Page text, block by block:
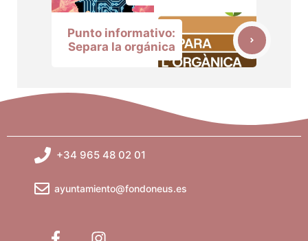
Punto informativo:
Separa la orgánica
+34 965 48 02 01
ayuntamiento@fondoneus.es